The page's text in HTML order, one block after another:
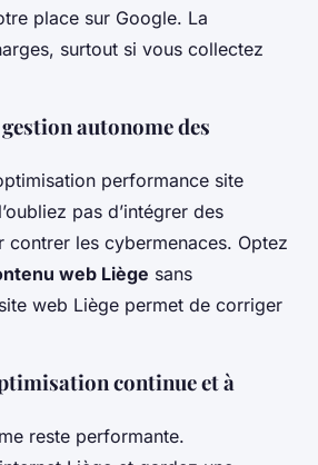
place sur Google. La
surtout si vous collectez
autonome des
performance site
pas d’intégrer des
contrer les cybermenaces. Optez
web Liège sans
web Liège permet de corriger
continue et à
reste performante.